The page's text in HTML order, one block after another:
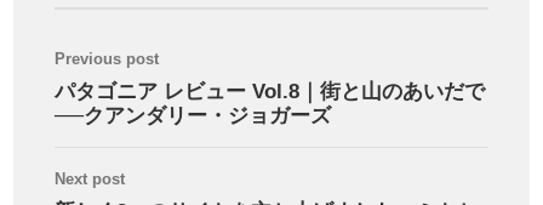
Previous post
パタゴニア レビュー Vol.8｜街と山のあいだで
──クアンダリー・ジョガーズ
Next post